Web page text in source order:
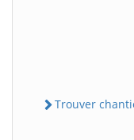
Trouver